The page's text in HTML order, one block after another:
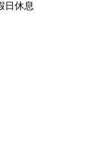
日休息